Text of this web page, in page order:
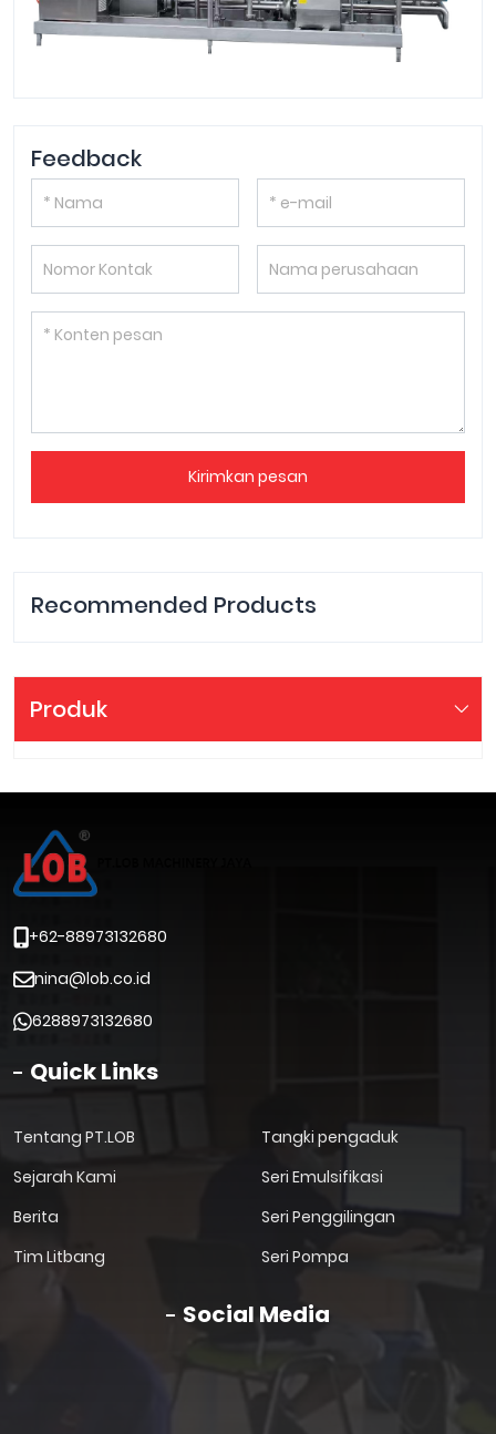
Produk
Feedback
Kirimkan pesan
Recommended Products
+62-88973132680
nina@lob.co.id
6288973132680
Quick Links
Tentang PT.LOB
Sejarah Kami
Berita
Tim Litbang
Tangki pengaduk
Seri Emulsifikasi
Seri Penggilingan
Seri Pompa
Social Media